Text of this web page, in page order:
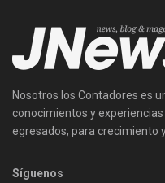
Nosotros los Contadores es
conocimientos y
egresados, para crecimiento
Síguenos